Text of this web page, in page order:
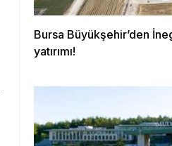
Bursa Büyükşehir’den
yatırımı!